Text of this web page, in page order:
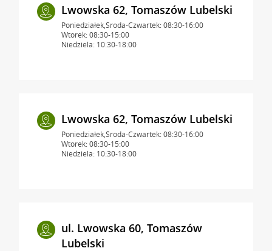
Lwowska 62, Tomaszów Lubelski
Poniedziałek,Środa-Czwartek: 08:30-16:00
Wtorek: 08:30-15:00
Niedziela: 10:30-18:00
Lwowska 62, Tomaszów Lubelski
Poniedziałek,Środa-Czwartek: 08:30-16:00
Wtorek: 08:30-15:00
Niedziela: 10:30-18:00
ul. Lwowska 60, Tomaszów
Lubelski